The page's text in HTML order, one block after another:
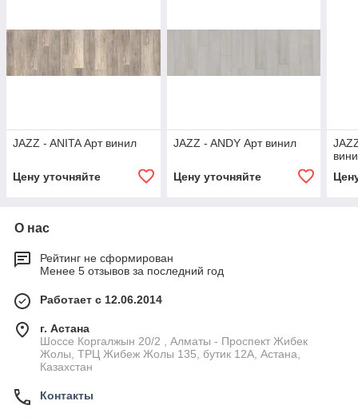
JAZZ - ANITA Арт винил
Цену уточняйте
JAZZ - ANDY Арт винил
Цену уточняйте
О нас
Рейтинг не сформирован
Менее 5 отзывов за последний год
Работает с 12.06.2014
г. Астана
Шоссе Коргалжын 20/2 , Алматы - Проспект Жибек
Жолы, ТРЦ Жибеж Жолы 135, бутик 12А, Астана,
Казахстан
Контакты